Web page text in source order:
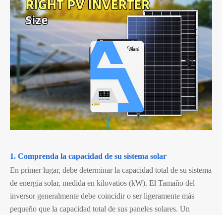
1. Comprenda la capacidad de su sistema solar
En primer lugar, debe determinar la capacidad total de su sistema
de energía solar, medida en kilovatios (kW). El Tamaño del
inversor generalmente debe coincidir o ser ligeramente más
pequeño que la capacidad total de sus paneles solares. Un